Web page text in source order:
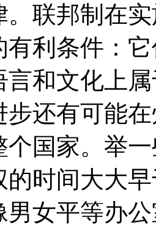
。联邦制在
有利条件：
言和文化上
步还有可能
个国家。举
的时间大大
男女平等办